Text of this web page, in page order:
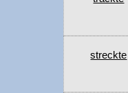
streckte